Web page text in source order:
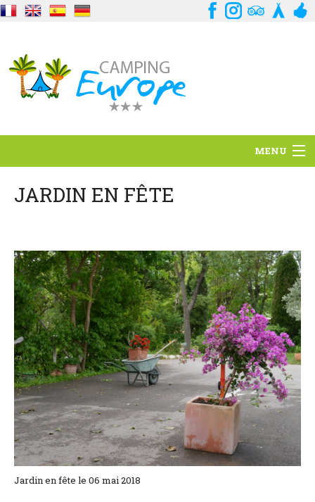
MENU
Situation
Services
Contact
Coordonnées et accès
Formulaire de contact
Documentations
Actualités
Mobile home et tarifs
Emplacement et tarifs
JARDIN EN FÊTE
Jardin en fête le 06 mai 2018